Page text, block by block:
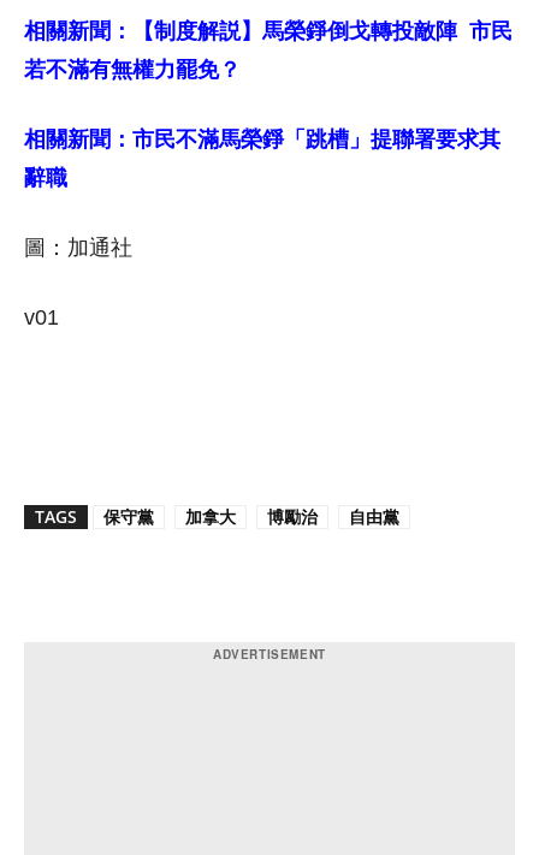
相關新聞：【制度解説】馬榮錚倒戈轉投敵陣 市民
若不滿有無權力罷免？
相關新聞：市民不滿馬榮錚「跳槽」提聯署要求其
辭職
圖：加通社
v01
TAGS 保守黨 加拿大 博勵治 自由黨